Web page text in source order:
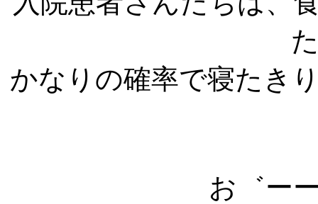
かなりの確率で寝たき
お゛ー